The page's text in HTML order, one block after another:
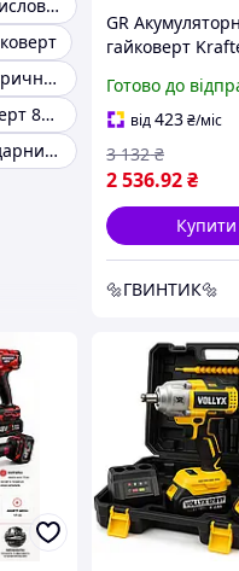
Гайковерт промисловий
Гайковерт електричний промисловий
Ударний гайковерт 800 Нм
Промисловий ударний гайковерт
GR
гайковерт
будівництва та
ремонту електри
Magnex25
Готово до
від423₴/міс
2 536.92₴
3 132 ₴
Купити
🔩ГВИНТИК🔩